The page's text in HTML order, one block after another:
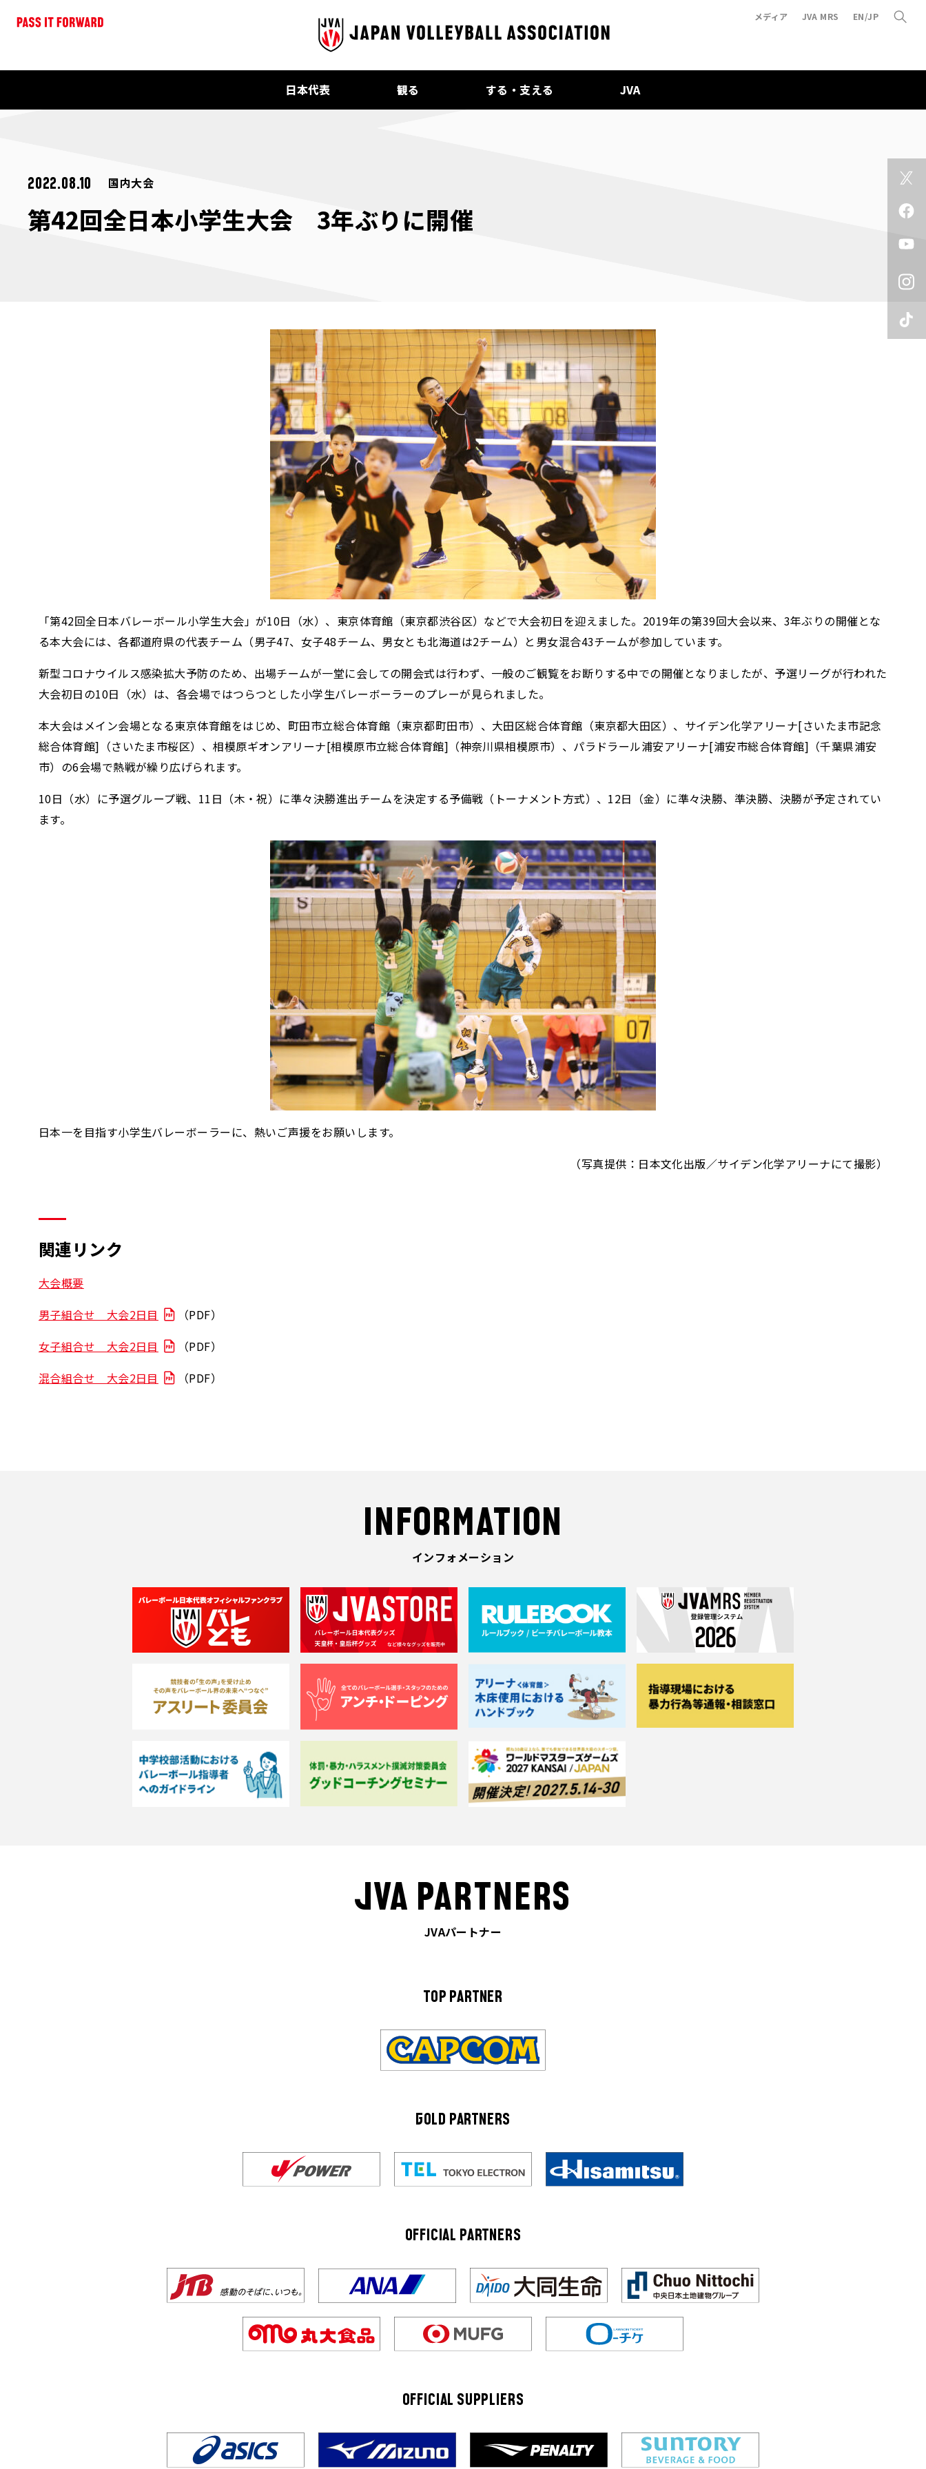
メディア JVA MRS EN/JP
日本代表 観る する・支える JVA
2022.08.10 国内大会
第42回全日本小学生大会 3年ぶりに開催
「第42回全日本バレーボール小学生大会」が10日（水）、東京体育館（東京都渋谷区）などで大会初日を迎えました。2019年の第39回大会以来、3年ぶりの開催とな
る本大会には、各都道府県の代表チーム（男子47、女子48チーム、男女とも北海道は2チーム）と男女混合43チームが参加しています。
新型コロナウイルス感染拡大予防のため、出場チームが一堂に会しての開会式は行わず、一般のご観覧をお断りする中での開催となりましたが、予選リーグが行われた
大会初日の10日（水）は、各会場ではつらつとした小学生バレーボーラーのプレーが見られました。
本大会はメイン会場となる東京体育館をはじめ、町田市立総合体育館（東京都町田市）、大田区総合体育館（東京都大田区）、サイデン化学アリーナ[さいたま市記念
総合体育館]（さいたま市桜区）、相模原ギオンアリーナ[相模原市立総合体育館]（神奈川県相模原市）、パラドラール浦安アリーナ[浦安市総合体育館]（千葉県浦安
市）の6会場で熱戦が繰り広げられます。
10日（水）に予選グループ戦、11日（木・祝）に準々決勝進出チームを決定する予備戦（トーナメント方式）、12日（金）に準々決勝、準決勝、決勝が予定されてい
ます。
日本一を目指す小学生バレーボーラーに、熱いご声援をお願いします。
（写真提供：日本文化出版／サイデン化学アリーナにて撮影）
関連リンク
大会概要
男子組合せ 大会2日目
（PDF）
女子組合せ 大会2日目
（PDF）
混合組合せ 大会2日目
（PDF）
INFORMATION
インフォメーション
JVA PARTNERS
JVAパートナー
TOP PARTNER
GOLD PARTNERS
OFFICIAL PARTNERS
OFFICIAL SUPPLIERS